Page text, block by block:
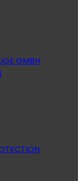
GMBH